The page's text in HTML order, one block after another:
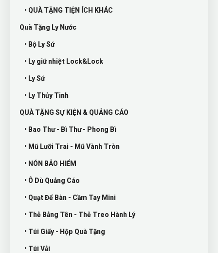
• QUÀ TẶNG TIỆN ÍCH KHÁC
Quà Tặng Ly Nước
• Bộ Ly Sứ
• Ly giữ nhiệt Lock&Lock
• Ly Sứ
• Ly Thủy Tinh
QUÀ TẶNG SỰ KIỆN & QUẢNG CÁO
• Bao Thư - Bì Thư - Phong Bì
• Mũ Lưỡi Trai - Mũ Vành Tròn
• NÓN BẢO HIỂM
• Ô Dù Quảng Cáo
• Quạt Để Bàn - Cầm Tay Mini
• Thẻ Bảng Tên - Thẻ Treo Hành Lý
• Túi Giấy - Hộp Quà Tặng
• Túi Vải